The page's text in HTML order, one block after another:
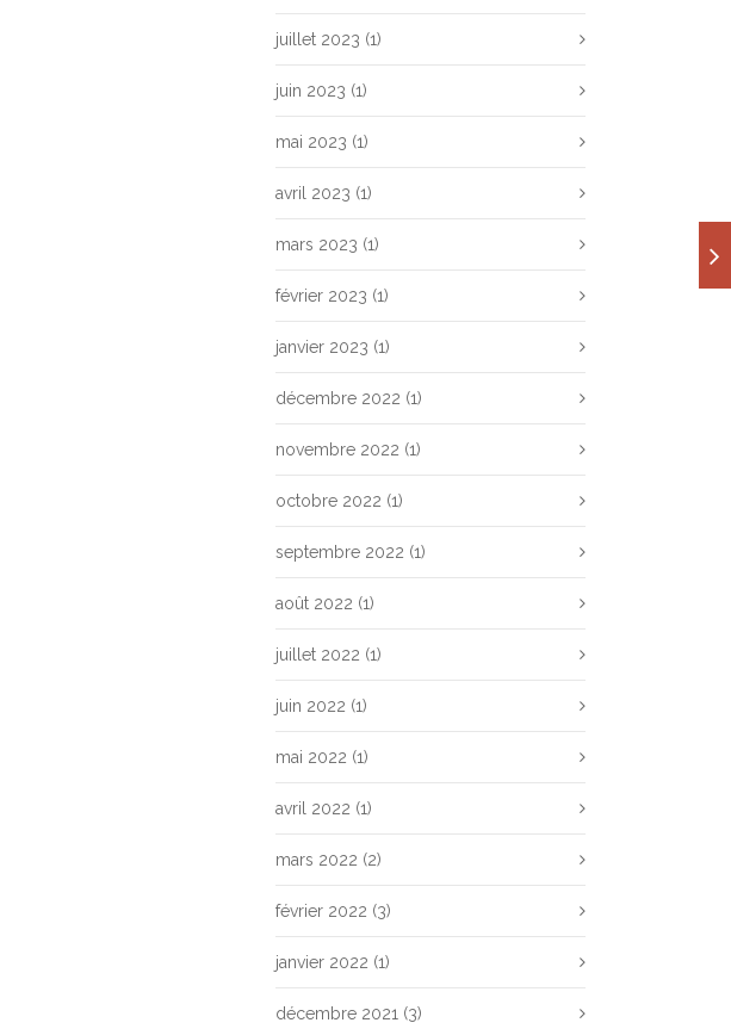
juillet 2023 (1)
juin 2023 (1)
mai 2023 (1)
avril 2023 (1)
mars 2023 (1)
février 2023 (1)
janvier 2023 (1)
décembre 2022 (1)
novembre 2022 (1)
octobre 2022 (1)
septembre 2022 (1)
août 2022 (1)
juillet 2022 (1)
juin 2022 (1)
mai 2022 (1)
avril 2022 (1)
mars 2022 (2)
février 2022 (3)
janvier 2022 (1)
décembre 2021 (3)